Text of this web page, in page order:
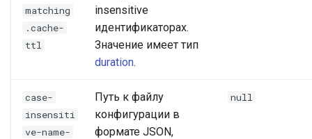
matching
.cache-
ttl
insensitive
идентификаторах.
Значение имеет тип
duration.
case-
insensiti
ve-name-
Путь к файлу
конфигурации в
формате JSON,
null